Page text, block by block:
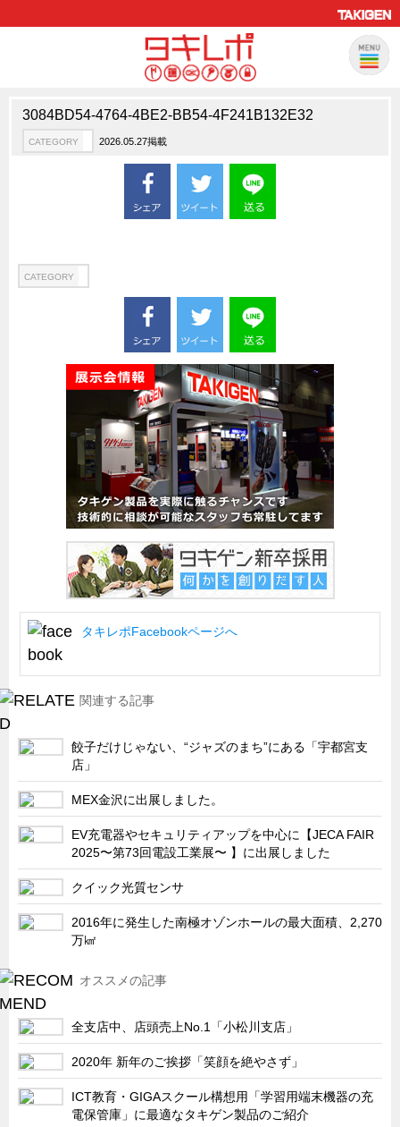
CATEGORY
新製品ロケットニュース
ハイセキュリティ錠前TAKシリーズ
CFRP（炭素繊維強化プラスチック）
ソリューション
船舶・港湾設備
試作・特注品の事例集
SDGs配慮・脱炭素
省力化製品
配電盤・分電盤・キュービクル
医療・福祉・介護関連
ロボット・自動化装置関連
二次電池関連
EV・PHEV充電器関連
半導体製造装置関連
共同溝・無電柱化関連
サーバーラック・エンクロジャー
特装車・バス・トラック関連
フリーザー・フードマシナリー関連
自動販売機・自動改札機関連
鉄道車両・駅舎関連
営業、丸ごとフカボリ
新製品開発最前線
Before After
隠れた名品
旬の野菜とタキゲン製品
3084BD54-4764-4BE2-BB54-4F241B132E32
CATEGORY 2026.05.27掲載
CATEGORY
タキレポFacebookページへ
関連する記事
餃子だけじゃない、“ジャズのまち”にある「宇都宮支
店」
MEX金沢に出展しました。
EV充電器やセキュリティアップを中心に【JECA FAIR
2025〜第73回電設工業展〜 】に出展しました
クイック光質センサ
2016年に発生した南極オゾンホールの最大面積、2,270
万㎢
オススメの記事
全支店中、店頭売上No.1「小松川支店」
2020年 新年のご挨拶「笑顔を絶やさず」
ICT教育・GIGAスクール構想用「学習用端末機器の充
電保管庫」に最適なタキゲン製品のご紹介